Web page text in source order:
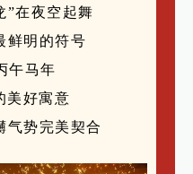
”在夜空起舞
鲜明 的符号
午马年
美好寓意
气势完美契合